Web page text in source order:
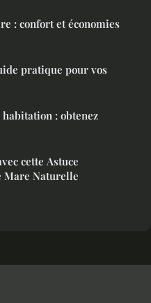
: confort et économies
pratique pour vos
: obtenez
cette Astuce
Mare Naturelle